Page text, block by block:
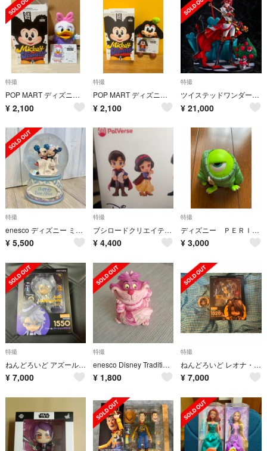
特撮
POP MART ディズニー デイジー
¥ 2,100
特撮
POP MART ディズニー グーフィ
¥ 2,100
特撮
ツイステッドワンダーランド リドル・ローズハート フィギュア
¥ 21,000
特撮
enesco ディズニー ミッキー ミニー スノードーム ウェディング 4059
¥ 5,500
特撮
ブシロードクリエイティブ PalVerse ディズニー vol.2 フィギュア
¥ 4,400
特撮
ディズニー ＰＥＲＩＨＡＰＩ おきがえちゅう ピクサーキャラクター
¥ 3,000
特撮
ねんどろいど アズール・アーシェングロット
¥ 7,000
特撮
enesco Disney Traditions チェシャ猫 ミニ 40567…
¥ 1,800
特撮
ねんどろいど レオナ・キングスカラー ディズニー ツイステッドワンダーランド
¥ 7,000